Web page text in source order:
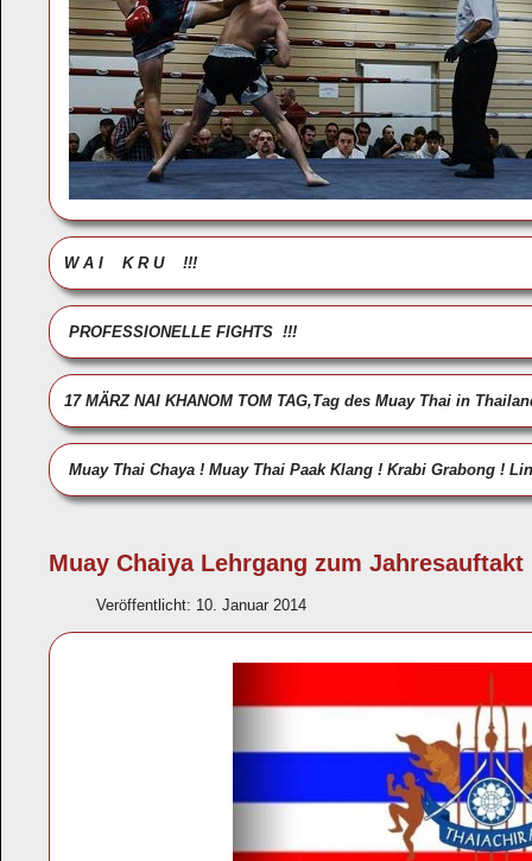
W A I K R U !!! R A M M
PROFESSIONELLE FIGHTS !!!
17 MÄRZ NAI KHANOM TOM TAG,Tag des Muay Thai in
Muay Thai Chaya ! Muay Thai Paak Klang ! Krabi Grabong !
Muay Chaiya Lehrgang zum Jahresauftakt
Veröffentlicht: 10. Januar 2014